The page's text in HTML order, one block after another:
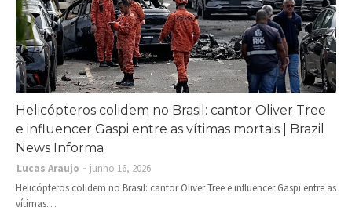
Helicópteros colidem no Brasil: cantor Oliver Tree
e influencer Gaspi entre as vítimas mortais | Brazil
News Informa
Lucas Araujo
junho 16, 2026
Helicópteros colidem no Brasil: cantor Oliver Tree e influencer Gaspi entre as
vítimas…